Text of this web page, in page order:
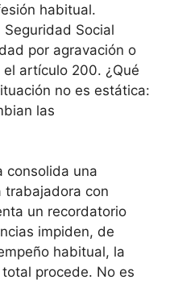
habitual.
Social
por agravación o
artículo 200. ¿Qué
no es estática:
las
consolida una
trabajadora con
un recordatorio
impiden, de
habitual, la
procede. No es